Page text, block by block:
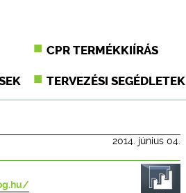
CPR TERMÉKKIÍRÁS
TERVEZÉSI SEGÉDLETEK
2014. június 04.